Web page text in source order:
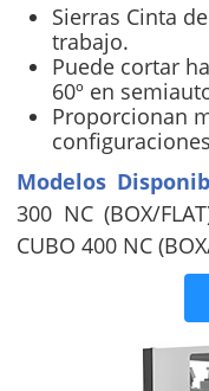
Sierras Cinta
trabajo.
Puede cortar
60º en
Proporcionan
Modelos
300 NC (BOX/
CUBO 400 NC